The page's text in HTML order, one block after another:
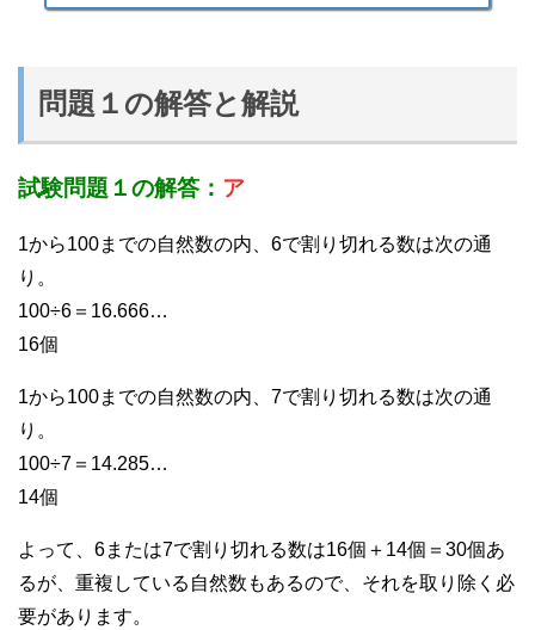
問題１の解答と解説
試験問題１の解答： ア
1から100までの自然数の内、6で割り切れる数は次の通
り。
100÷6＝16.666…
16個
1から100までの自然数の内、7で割り切れる数は次の通
り。
100÷7＝14.285…
14個
よって、6または7で割り切れる数は16個＋14個＝30個あ
るが、重複している自然数もあるので、それを取り除く必
要があります。